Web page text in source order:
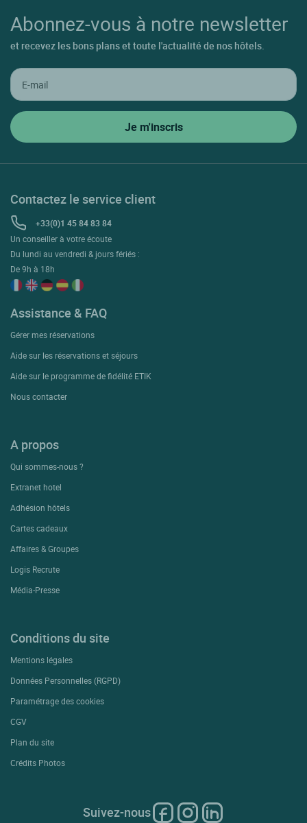
Abonnez-vous à notre newsletter
et recevez les bons plans et toute l'actualité de nos hôtels.
Contactez le service client
+33(0)1 45 84 83 84
Un conseiller à votre écoute
Du lundi au vendredi & jours fériés :
De 9h à 18h
Assistance & FAQ
Gérer mes réservations
Aide sur les réservations et séjours
Aide sur le programme de fidélité ETIK
Nous contacter
A propos
Qui sommes-nous ?
Extranet hotel
Adhésion hôtels
Cartes cadeaux
Affaires & Groupes
Logis Recrute
Média-Presse
Conditions du site
Mentions légales
Données Personnelles (RGPD)
Paramétrage des cookies
CGV
Plan du site
Crédits Photos
Suivez-nous